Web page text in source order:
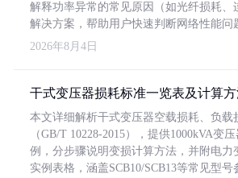
解释功率异常的常见原因（如光纤损耗、
解决方案，帮助用户快速判断网络性能问
2026年8月4日
干式变压器损耗标准一览表及计算
本文详细解析干式变压器空载损耗、负载
（GB/T 10228-2015），提供1000kVA变
例，分步骤说明变损计算方法，并附电力
实例表格，涵盖SCB10/SCB13等常见型